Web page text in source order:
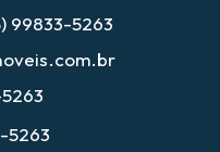
99833-5263
5263